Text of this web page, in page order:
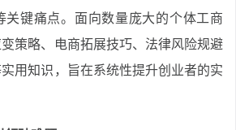
关键痛点。面向数量庞大的个体工商
策略、电商拓展技巧、法律风险规避
用知识，旨在系统性提升创业者的实